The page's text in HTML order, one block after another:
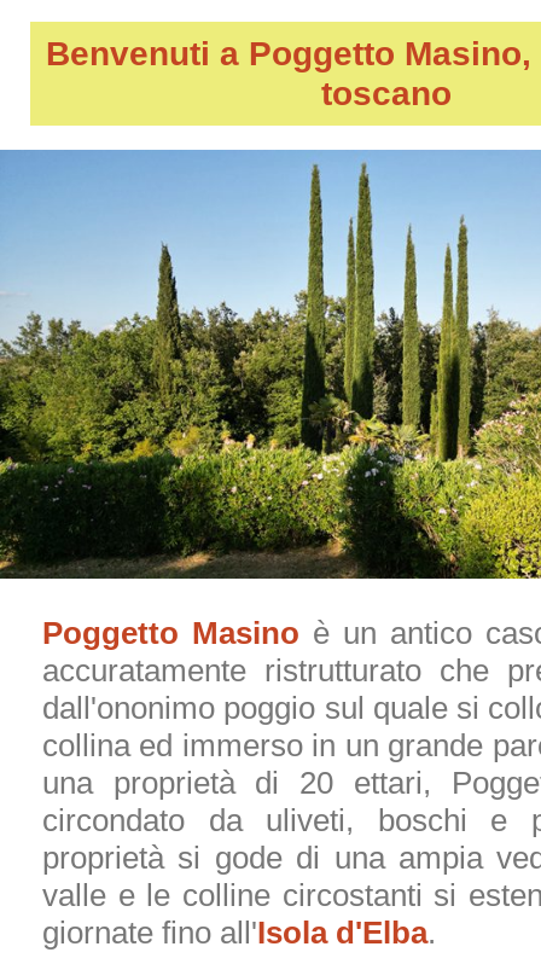
Benvenuti a Poggetto Masino
toscano
Poggetto Masino è un antico
accuratamente ristrutturato che
dall'ononimo poggio sul quale si
collina ed immerso in un grande
una proprietà di 20 ettari,
circondato da uliveti, boschi e
proprietà si gode di una ampia
valle e le colline circostanti si
giornate fino all'Isola d'Elba.